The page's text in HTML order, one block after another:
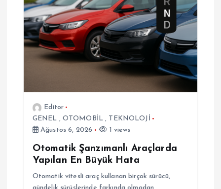
n
m
Editor
GENEL , OTOMOBİL , TEKNOLOJİ
Ağustos 6, 2026
1 views
Otomatik Şanzımanlı Araçlarda
Yapılan En Büyük Hata
Otomatik vitesli araç kullanan birçok sürücü,